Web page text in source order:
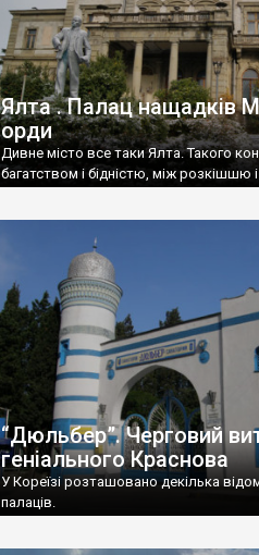
Ялта . Палац нащадків
орди
Дивне місто все таки Ялта. Такого
багатством і бідністю, між розкішшю
“Дюльбер”. Черговий
геніального Краснова
У Кореїзі розташовано декілька
палаців.